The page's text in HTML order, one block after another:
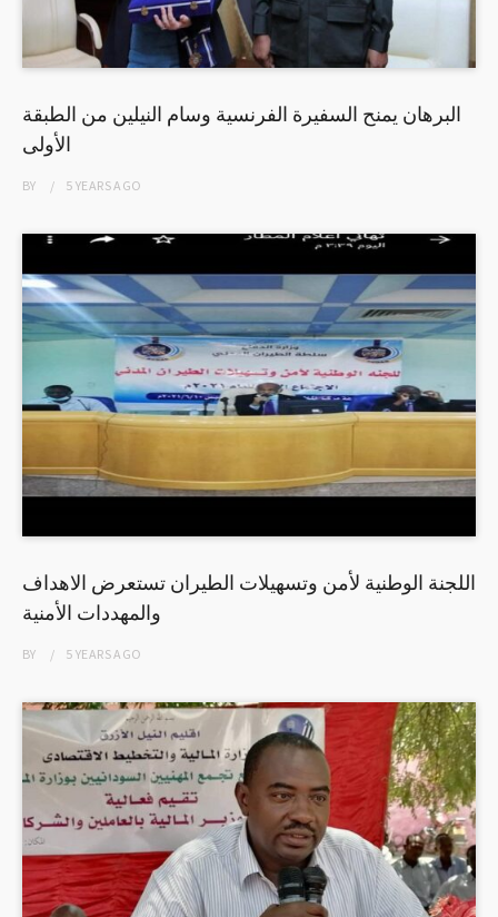
البرهان يمنح السفيرة الفرنسية وسام النيلين من الطبقة
الأولى
BY 5 YEARSAGO
اللجنة الوطنية لأمن وتسهيلات الطيران تستعرض الاهداف
والمهددات الأمنية
BY 5 YEARSAGO